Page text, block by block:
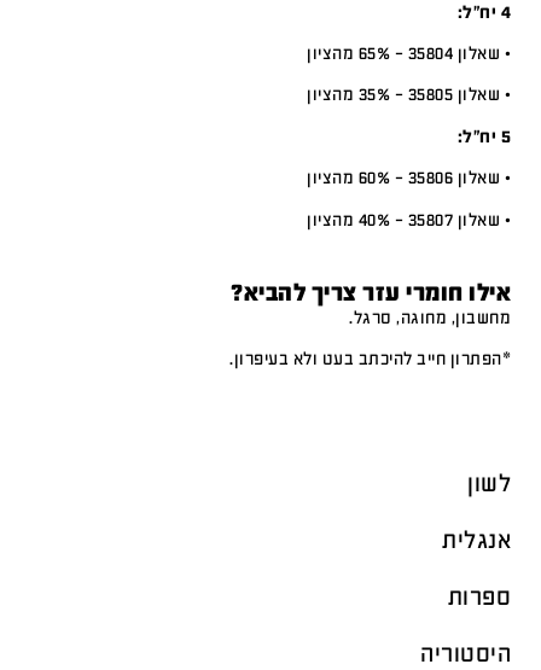
4 יח”ל:
• שאלון 35804 – 65% מהציון
• שאלון 35805 – 35% מהציון
5 יח”ל:
• שאלון 35806 – 60% מהציון
• שאלון 35807 – 40% מהציון
אילו חומרי עזר צריך להביא?
מחשבון, מחוגה, סרגל.
*הפתרון חייב להיכתב בעט ולא בעיפרון.
לשון
אנגלית
ספרות
היסטוריה